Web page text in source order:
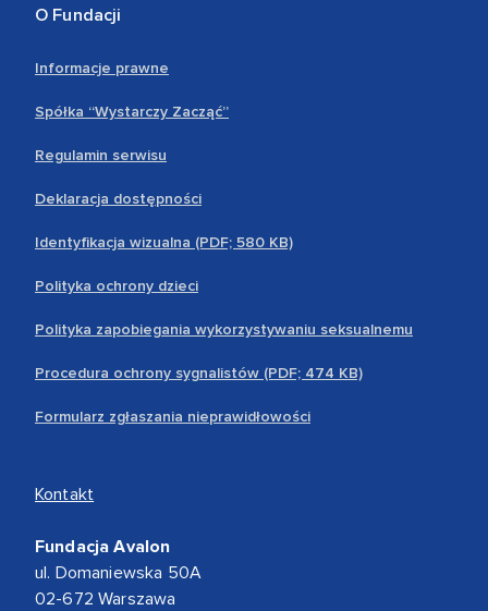
O Fundacji
Informacje prawne
Spółka “Wystarczy Zacząć”
Regulamin serwisu
Deklaracja dostępności
Identyfikacja wizualna (PDF; 580 KB)
Polityka ochrony dzieci
Polityka zapobiegania wykorzystywaniu seksualnemu
Procedura ochrony sygnalistów (PDF; 474 KB)
Formularz zgłaszania nieprawidłowości
Kontakt
Fundacja Avalon
ul. Domaniewska 50A
02-672 Warszawa